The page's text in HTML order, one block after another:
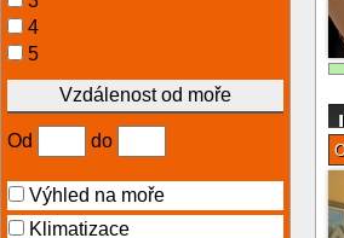
4
5
Vzdálenost od moře
Od do
Výhled na moře
Klimatizace